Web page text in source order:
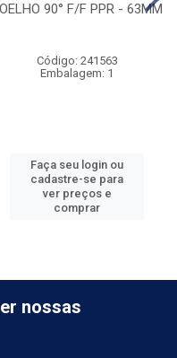
90° F/F PPR - 63MM
Código: 241563
Embalagem: 1
Faça seu login ou
cadastre-se para
ver preços e
comprar
nossas